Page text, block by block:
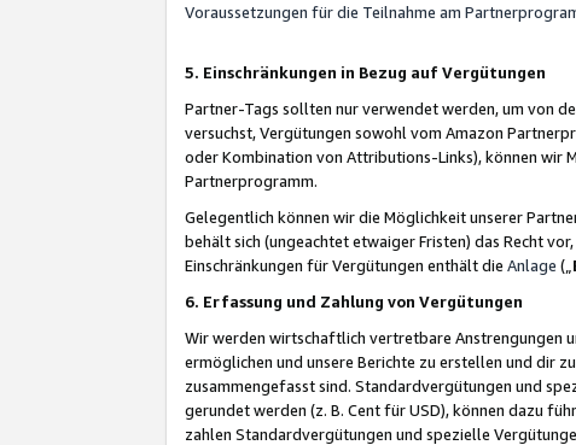
Voraussetzungen für die Teilnahme am
5. Einschränkungen in Bezug auf Vergütungen
Partner-Tags sollten nur verwendet werden, um von
versuchst, Vergütungen sowohl vom Amazon
oder Kombination von Attributions-Links), können wir
Partnerprogramm.
Gelegentlich können wir die Möglichkeit unserer
behält sich (ungeachtet etwaiger Fristen) das Recht
Einschränkungen für Vergütungen enthält die Anlage („
6. Erfassung und Zahlung von Vergütungen
Wir werden wirtschaftlich vertretbare Anstrengungen
ermöglichen und unsere Berichte zu erstellen und dir
zusammengefasst sind. Standardvergütungen und
gerundet werden (z. B. Cent für USD), können dazu
zahlen Standardvergütungen und spezielle